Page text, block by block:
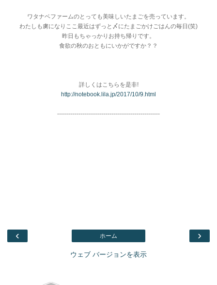
ワタナベファームのとっても美味しいたまごを売っています。
わたしも虜になりここ最近はずっと〆にたまごかけごはんの毎日(笑)
昨日もちゃっかりお持ち帰りです。
食欲の秋のおともにいかがですか？？
詳しくはこちらを是非!
http://notebook.lila.jp/2017/10/9.html
-----------------------------------------------------
‹ ›
ホーム
ウェブ バージョンを表示